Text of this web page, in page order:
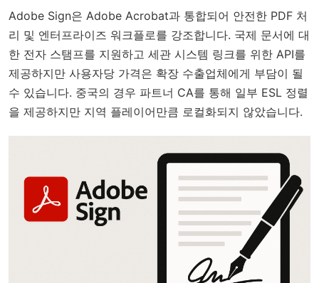
Adobe Sign은 Adobe Acrobat과 통합되어 안전한 PDF 처
리 및 엔터프라이즈 워크플로를 강조합니다. 국제 문서에 대
한 전자 스탬프를 지원하고 세관 시스템 링크를 위한 API를
제공하지만 사용자당 가격은 확장 수출업체에게 부담이 될
수 있습니다. 중국의 경우 파트너 CA를 통해 일부 ESL 정렬
을 제공하지만 지역 플레이어만큼 로컬화되지 않았습니다.